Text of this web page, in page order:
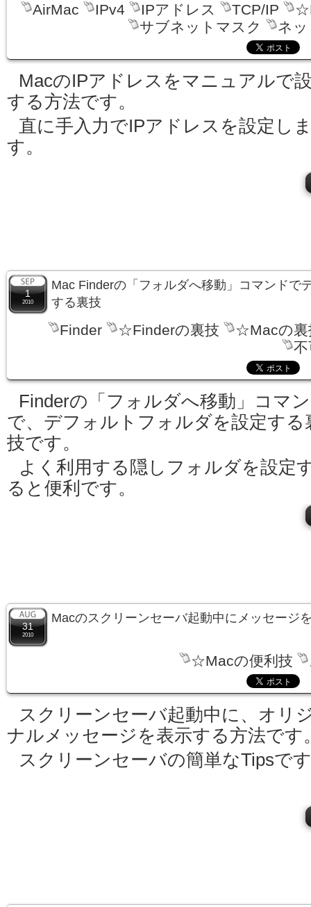
AirMac IPv4 IPアドレス TCP/IP
サブネットマスク
ネ
MacのIPアドレスをマニュアルで
する方法です。
直に手入力でIPアドレスを設定し
す。
1
2010
Mac Finderの「フォルダへ移動」コマンドで
する裏技
Finder ☆Finderの裏技
☆Macの裏
Finderの「フォルダへ移動」コマ
で、デフォルトフォルダを設定する
技です。
よく利用する隠しフォルダを設定
ると便利です。
31
2010
Macのスクリーンセーバ起動中にメッセージ
☆Macの便利技
スクリーンセーバ起動中に、オリ
ナルメッセージを表示する方法です
スクリーンセーバの簡単なTipsで